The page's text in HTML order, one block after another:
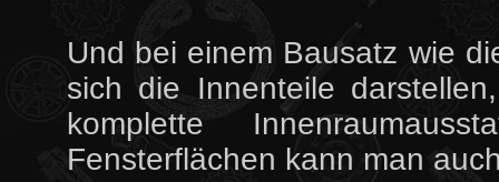
Und bei einem Bausatz wie
sich die Innenteile
komplette
Fensterflächen kann man